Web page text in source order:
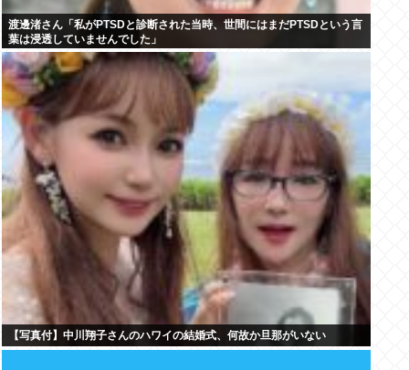
渡邊渚さん「私がPTSDと診断された当時、世間にはまだPTSDという言
葉は浸透していませんでした」
【写真付】中川翔子さんのハワイの結婚式、何故か旦那がいない